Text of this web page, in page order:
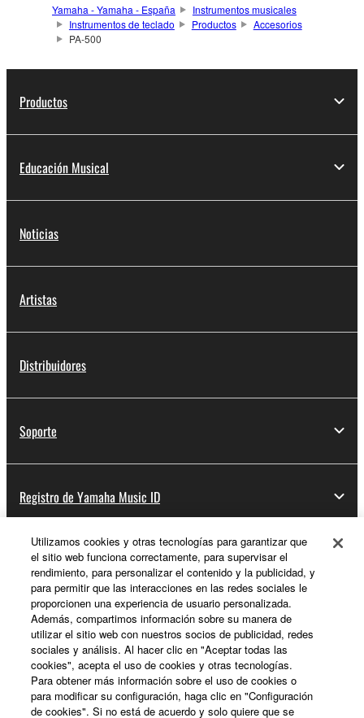
Yamaha - Yamaha - España
Instrumentos musicales
Instrumentos de teclado
Productos
Accesorios
PA-500
Productos
Educación Musical
Noticias
Artistas
Distribuidores
Soporte
Registro de Yamaha Music ID
Acerca de Yamaha
España - Spanish
Empresa
Utilizamos cookies y otras tecnologías para garantizar que
el sitio web funciona correctamente, para supervisar el
rendimiento, para personalizar el contenido y la publicidad, y
para permitir que las interacciones en las redes sociales le
proporcionen una experiencia de usuario personalizada.
Además, compartimos información sobre su manera de
utilizar el sitio web con nuestros socios de publicidad, redes
sociales y análisis. Al hacer clic en "Aceptar todas las
cookies", acepta el uso de cookies y otras tecnologías.
Para obtener más información sobre el uso de cookies o
para modificar su configuración, haga clic en "Configuración
de cookies". Si no está de acuerdo y solo quiere que se